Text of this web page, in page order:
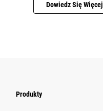
Dowiedz Się Więcej
Produkty